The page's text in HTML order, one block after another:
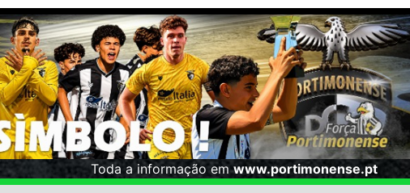
Toda a informação emwww.portimonense.pt